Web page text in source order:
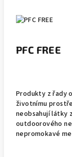
PFC FREE
Produkty z řady
životnímu
neobsahují látky
outdoorového
nepromokavé